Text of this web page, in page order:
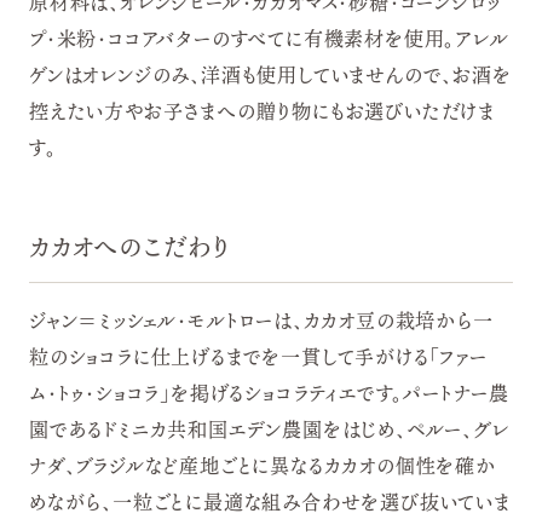
プ・米粉・ココアバターのすべてに有機素材を使用。アレル
ゲンはオレンジのみ、洋酒も使用していませんので、お酒を
控えたい方やお子さまへの贈り物にもお選びいただけま
す。
カカオへのこだわり
ジャン＝ミッシェル・モルトローは、カカオ豆の栽培から一
粒のショコラに仕上げるまでを一貫して手がける「ファー
ム・トゥ・ショコラ」を掲げるショコラティエです。パートナー農
園であるドミニカ共和国エデン農園をはじめ、ペルー、グレ
ナダ、ブラジルなど産地ごとに異なるカカオの個性を確か
めながら、一粒ごとに最適な組み合わせを選び抜いていま